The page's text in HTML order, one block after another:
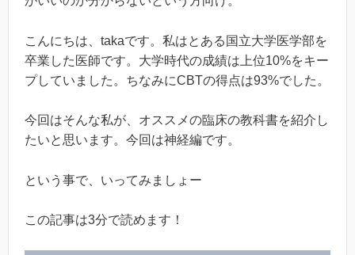
こんにちは、takaです。私はとある国立大学医学部を
卒業した医師です。大学時代の成績は上位10%をキー
プしていました。ちなみにCBTの得点は93%でした。
今回はそんな私が、オススメの臨床の教科書を紹介し
たいと思います。今回は神経編です。
という事で、いってみましょー
この記事は3分で読めます！